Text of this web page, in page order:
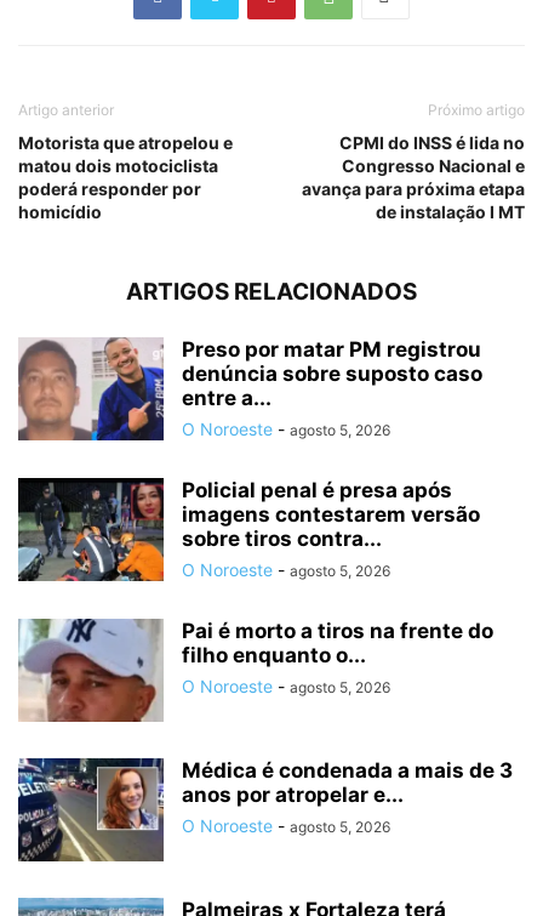
Artigo anterior
Motorista que atropelou e
matou dois motociclista
poderá responder por
homicídio
Próximo artigo
CPMI do INSS é lida no
Congresso Nacional e
avança para próxima etapa
de instalação I MT
ARTIGOS RELACIONADOS
Preso por matar PM registrou
denúncia sobre suposto caso
entre a...
O Noroeste - agosto 5, 2026
Policial penal é presa após
imagens contestarem versão
sobre tiros contra...
O Noroeste - agosto 5, 2026
Pai é morto a tiros na frente do
filho enquanto o...
O Noroeste - agosto 5, 2026
Médica é condenada a mais de 3
anos por atropelar e...
O Noroeste - agosto 5, 2026
Palmeiras x Fortaleza terá